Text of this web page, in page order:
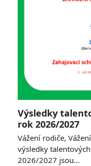
Výsledky
rok 2026/2027
Vážení rodiče,
výsledky
2026/2027 jsou…